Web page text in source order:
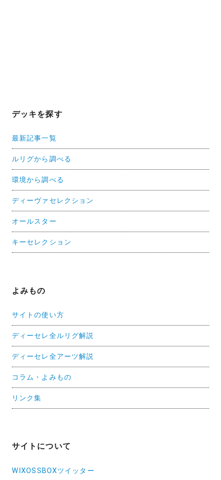
デッキを探す
最新記事一覧
ルリグから調べる
環境から調べる
ディーヴァセレクション
オールスター
キーセレクション
よみもの
サイトの使い方
ディーセレ全ルリグ解説
ディーセレ全アーツ解説
コラム・よみもの
リンク集
サイトについて
WIXOSSBOXツイッター